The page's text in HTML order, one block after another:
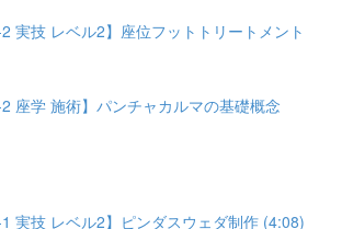
2 実技 レベル2】座位フットトリートメント
2 座学 施術】パンチャカルマの基礎概念
1 実技 レベル2】ピンダスウェダ制作 (4:08)